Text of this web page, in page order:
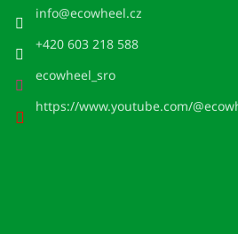
info@ecowheel.cz
+420 603 218 588
ecowheel_sro
https://www.youtube.com/